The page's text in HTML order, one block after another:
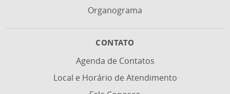
Organograma
CONTATO
Agenda de Contatos
Local e Horário de Atendimento